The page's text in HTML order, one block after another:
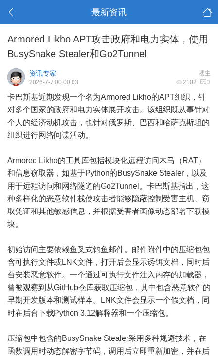
最新资讯
Armored Likho APT攻击政府和电力实体，使用
BusySnake Stealer和Go2Tunnel
楼主
资讯专家
2102 3
2026-7-7 00:00:03
卡巴斯基近期发现一个名为Armored Likho的APT组织，针
对多个国家的政府和电力实体展开攻击。该组织既从事针对
个人的经济动机攻击，也针对俄罗斯、巴西和哈萨克斯坦的
组织进行网络间谍活动。
Armored Likho的工具库包括模块化远程访问木马（RAT）
和信息窃取器，如基于Python的BusySnake Stealer，以及
用于远程访问和网络隧道的Go2Tunnel。卡巴斯基指出，这
种多样化的恶意软件栈使攻击者能够隐蔽控制受害主机、窃
取凭证和其他敏感信息，并根据受害者画像动态部署下载模
块。
初始访问主要依赖鱼叉式钓鱼邮件。邮件附件中的压缩包包
含可执行文件或LNK文件，打开后会显示诱饵文档，同时后
台安装恶意软件。一个通过可执行文件注入内存的加载器，
曾被观察到从GitHub仓库获取压缩包，其中包含恶意软件的
早期开发版本和测试样本。LNK文件会显示一个假文档，同
时在后台下载Python 3.12解释器和一个压缩包。
压缩包中包含的BusySnake Stealer采用多种规避技术，在
函数调用时动态解密字节码，调用后立即重新加密，并在后